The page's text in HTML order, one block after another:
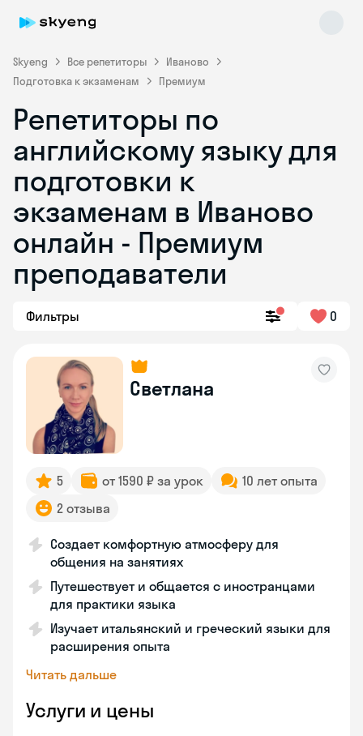
Skyeng Все репетиторы
Иваново
Подготовка к экзаменам
Премиум
Репетиторы по
английскому языку для
подготовки к
экзаменам в Иваново
онлайн - Премиум
преподаватели
Фильтры 0
Светлана
5 от 1590 ₽ за урок
10 лет опыта
2 отзыва
Создает комфортную атмосферу для
общения на занятиях
Путешествует и общается с иностранцами
для практики языка
Изучает итальянский и греческий языки для
расширения опыта
Читать дальше
Услуги и цены
Skyeng Chat